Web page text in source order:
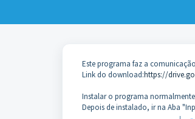
Este programa faz a
Link do download:https://
Instalar o programa normalmente
Depois de instalado, ir na Aba